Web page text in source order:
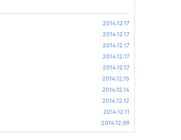
2014.12.17
2014.12.17
2014.12.17
2014.12.17
2014.12.17
2014.12.15
2014.12.14
2014.12.12
2014.12.11
2014.12.09